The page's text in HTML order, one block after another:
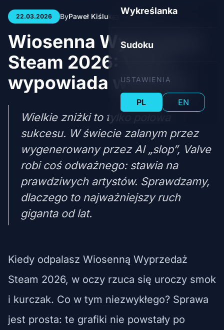
Wykreślanka
Sudoku
USTAWIENIA
PL EN
22.03.2026 ByPaweł Kiśluk 3 min 131
Wiosenna Wyprzedaż
Steam 2026: Valve
wypowiada wojnę AI
Wielkie zniżki to tylko połowa
sukcesu. W świecie zalanym przez
wygenerowany przez AI „slop”, Valve
robi coś odważnego: stawia na
prawdziwych artystów. Sprawdzamy,
dlaczego to najważniejszy ruch
giganta od lat.
Kiedy odpalasz Wiosenną Wyprzedaż
Steam 2026, w oczy rzuca się uroczy smok
i kurczak. Co w tym niezwykłego? Sprawa
jest prosta: te grafiki nie powstały po